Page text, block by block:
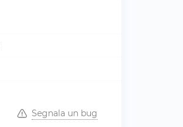
Segnala un bug